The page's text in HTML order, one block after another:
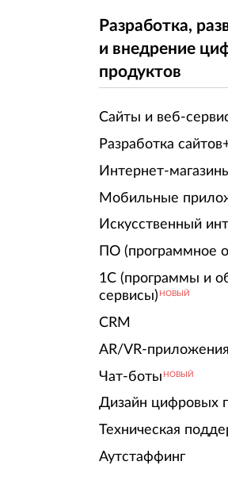
Разработка,
и внедрение
продуктов
Сайты и веб-
Разработка
Интернет-
Мобильные
Искусственный
ПО (программное
1С (программы и
сервисы) НОВЫЙ
CRM
AR/VR-приложения
Чат-боты НОВЫЙ
Дизайн цифровых
Техническая
Аутстаффинг